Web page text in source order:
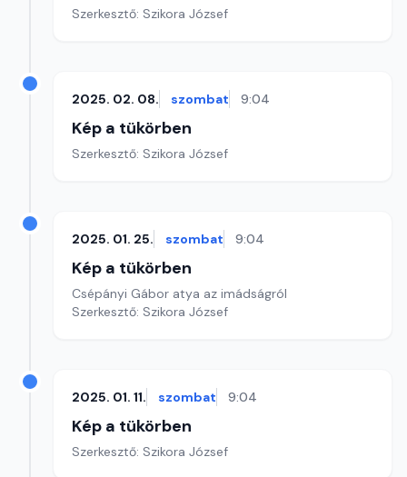
Szerkesztő: Szikora József
2025. 02. 08. szombat 9:04
Kép a tükörben
Szerkesztő: Szikora József
2025. 01. 25. szombat 9:04
Kép a tükörben
Csépányi Gábor atya az imádságról
Szerkesztő: Szikora József
2025. 01. 11. szombat 9:04
Kép a tükörben
Szerkesztő: Szikora József